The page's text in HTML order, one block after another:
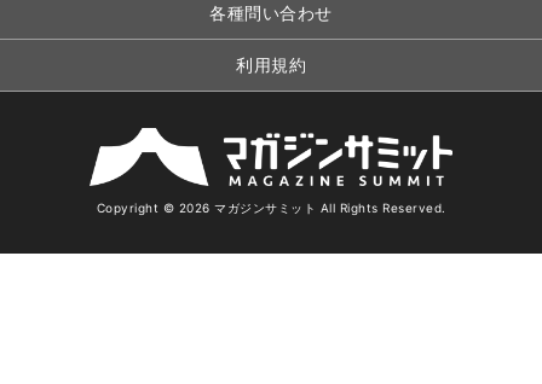
各種問い合わせ
利用規約
Copyright © 2026 マガジンサミット All Rights Reserved.